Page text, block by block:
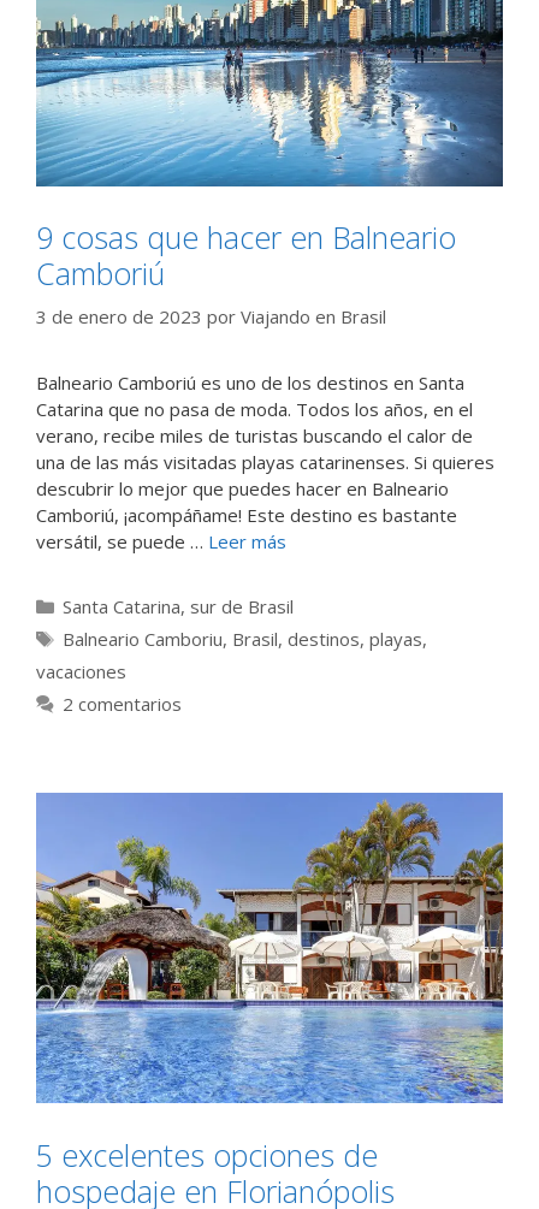
9 cosas que hacer en Balneario
Camboriú
3 de enero de 2023 por Viajando en Brasil
Balneario Camboriú es uno de los destinos en Santa
Catarina que no pasa de moda. Todos los años, en el
verano, recibe miles de turistas buscando el calor de
una de las más visitadas playas catarinenses. Si quieres
descubrir lo mejor que puedes hacer en Balneario
Camboriú, ¡acompáñame! Este destino es bastante
versátil, se puede … Leer más
Categorías
Santa Catarina, sur de Brasil
Etiquetas
Balneario Camboriu, Brasil, destinos, playas,
vacaciones
2 comentarios
5 excelentes opciones de
hospedaje en Florianópolis